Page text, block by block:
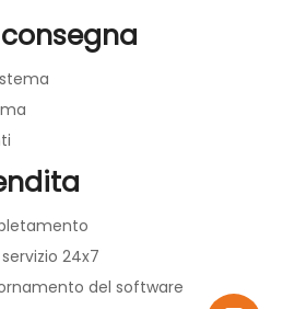
24x7
del software